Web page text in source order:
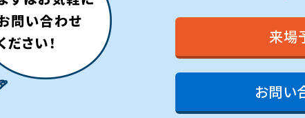
来場
お問い